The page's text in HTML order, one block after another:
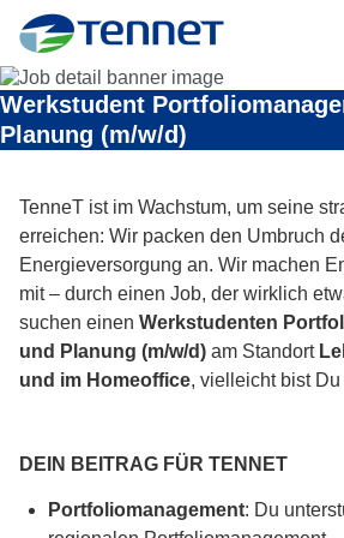
TenneT
Werkstudent
Planung (m/w/d)
TenneT ist im Wachstum, um seine
erreichen: Wir packen den Umbruch
Energieversorgung an. Wir machen
mit – durch einen Job, der wirklich
suchen einen Werkstudenten
und Planung (m/w/d) am Standort
und im Homeoffice, vielleicht bist
DEIN BEITRAG FÜR TENNET
Portfoliomanagement: Du